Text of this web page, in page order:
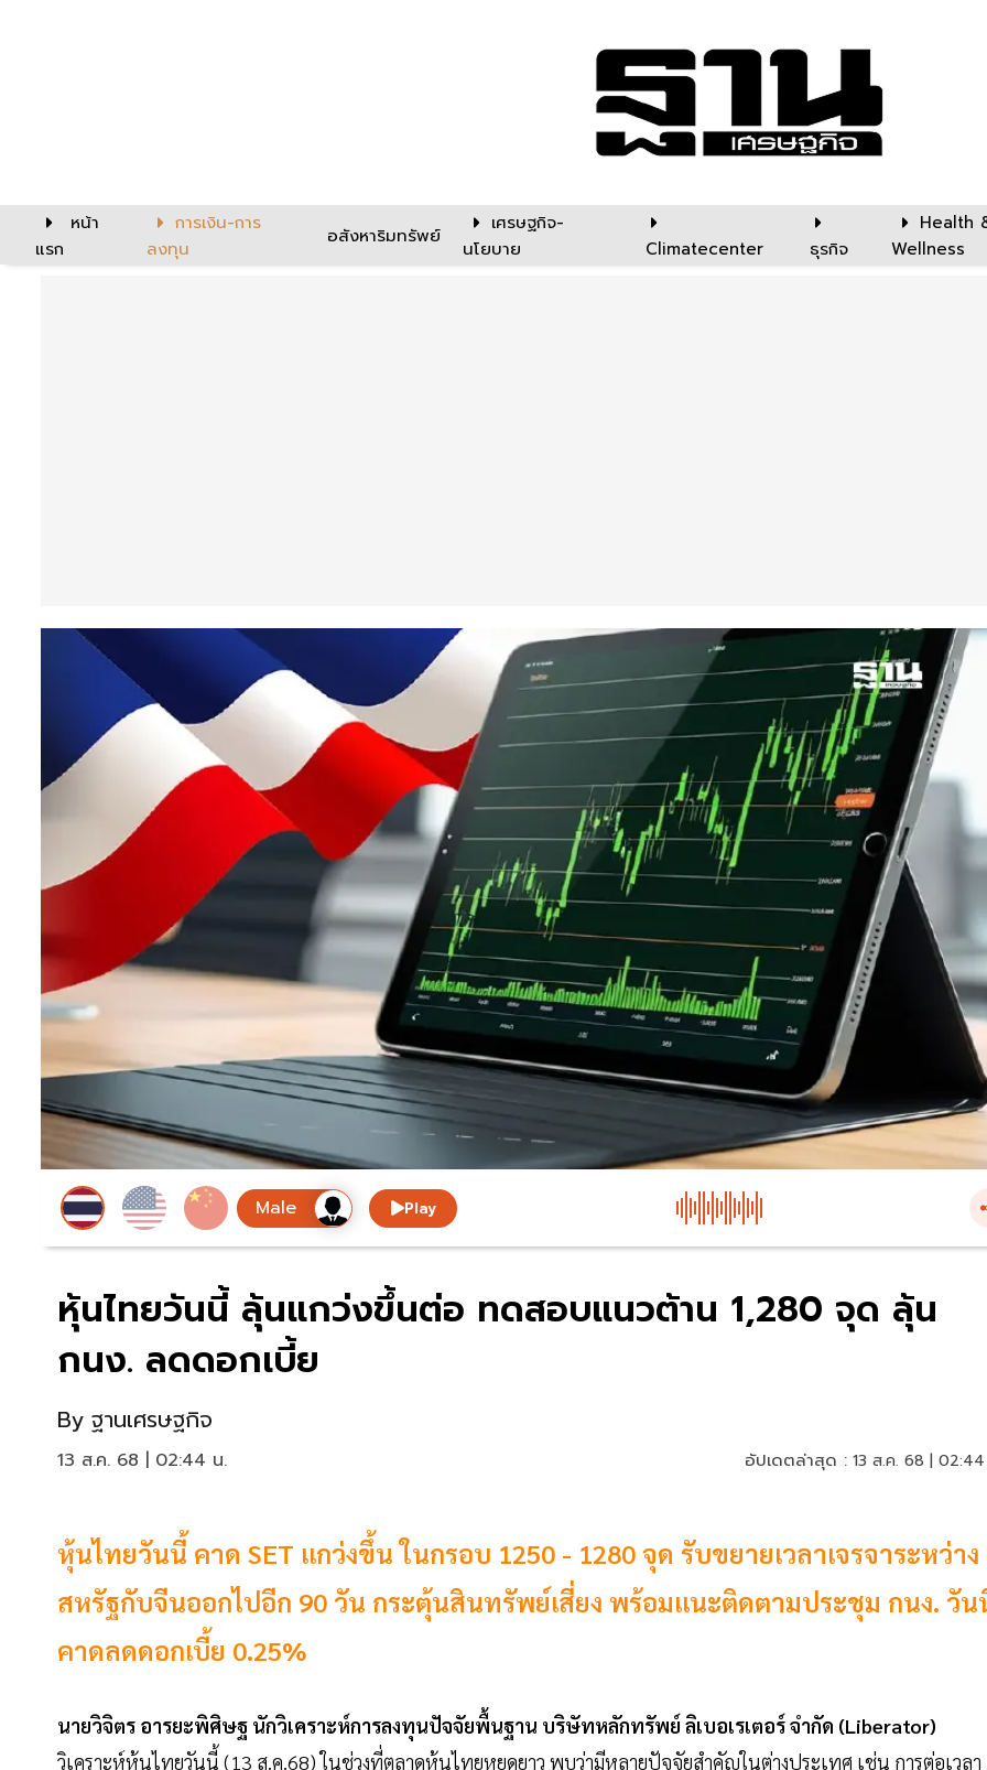
หน้า
แรก
การเงิน-การ
ลงทุน
อสังหาริมทรัพย์
เศรษฐกิจ-
นโยบาย
Climatecenter ธุรกิจ
Health
Wellness
Play
หุ้นไทยวันนี้ ลุ้นแกว่งขึ้นต่อ ทดสอบแนวต้าน 1,280 จุด ลุ้น
กนง. ลดดอกเบี้ย
By ฐานเศรษฐกิจ
13 ส.ค. 68 | 02:44 น. อัปเดตล่าสุด : 13 ส.ค. 68 |
หุ้นไทยวันนี้ คาด SET แกว่งขึ้น ในกรอบ 1250 - 1280 จุด รับขยายเวลาเจรจาระหว่าง
สหรัฐกับจีนออกไปอีก 90 วัน กระตุ้นสินทรัพย์เสี่ยง พร้อมแนะติดตามประชุม กนง. วัน
คาดลดดอกเบี้ย 0.25%
นายวิจิตร อารยะพิศิษฐ นักวิเคราะห์การลงทุนปัจจัยพื้นฐาน บริษัทหลักทรัพย์ ลิเบอเรเตอร์ จำกัด (Liberator)
วิเคราะห์หุ้นไทยวันนี้ (13 ส.ค.68) ในช่วงที่ตลาดหุ้นไทยหยุดยาว พบว่ามีหลายปัจจัยสำคัญในต่างประเทศ เช่น การต่อเวลา